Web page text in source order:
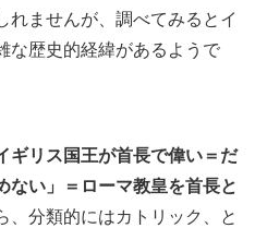
れませんが、調べてみるとイ
な歴史的経緯があるようで
ギリス国王が首長で偉い＝だ
ない」＝ローマ教皇を首長と
、分類的にはカトリック、と